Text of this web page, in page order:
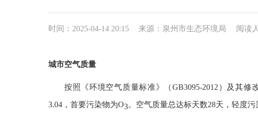
时间：2025-04-14 20:15 来源：泉州市生态环境局 阅读
城市空气质量
按照《环境空气质量标准》（GB3095-2012）及其修
3.04，首要污染物为O3。空气质量总达标天数28天 ，轻度污